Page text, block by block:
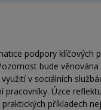
podpory klíčových
bude
v sociálních
pracovníky. Úzce
příkladech